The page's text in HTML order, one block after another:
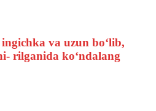
va uzun bo‘lib,
rilganida ko‘ndalang